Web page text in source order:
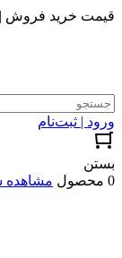
قیمت خرید فروش |
ورود | ثبت‌نام
بستن
0 محصول
مشاهده